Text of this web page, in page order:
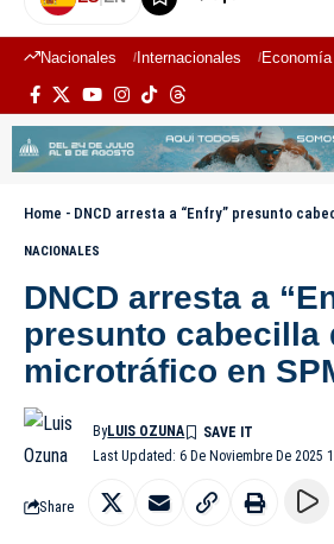
Nacionales Internacionales Economía
Home - DNCD arresta a “Enfry” presunto cabecilla
NACIONALES
DNCD arresta a
presunto cabecilla
microtráfico en
Last Updated: 6 De Noviembre De 2025
ByLUIS OZUNA
Share